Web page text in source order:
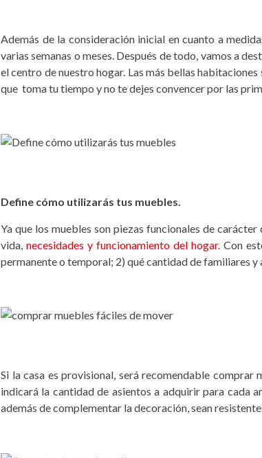
Además de la consideración inicial en cuanto a
varias semanas o meses. Después de todo, vamos a
el centro de nuestro hogar. Las más bellas
que toma tu tiempo y no te dejes convencer por las
Define cómo utilizarás tus muebles.
Ya que los muebles son piezas funcionales de
vida, necesidades y funcionamiento del hogar. Con
permanente o temporal; 2) qué cantidad de familiares
Si la casa es provisional, será recomendable
indicará la cantidad de asientos a adquirir para cada
además de complementar la decoración, sean